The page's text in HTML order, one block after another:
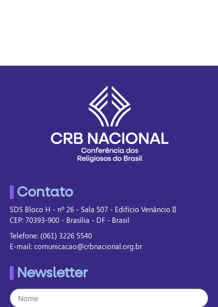
Contato
SDS Bloco H - nº 26 - Sala 507 - Edifício Venâncio II
CEP: 70393-900 - Brasília - DF - Brasil
Telefone: (061) 3226 5540
E-mail: comunicacao@crbnacional.org.br
Newsletter